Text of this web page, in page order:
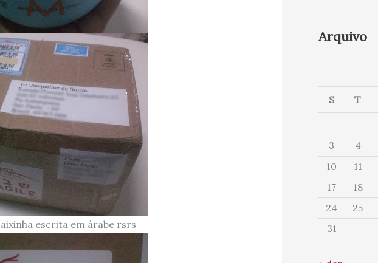
escrita em árabe rsrs
Arquivo
S T
3
4
10
11
17
18
24
25
31